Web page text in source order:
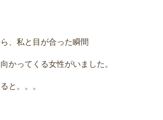
、私と目が合った瞬間
かってくる女性がいました。
と。。。